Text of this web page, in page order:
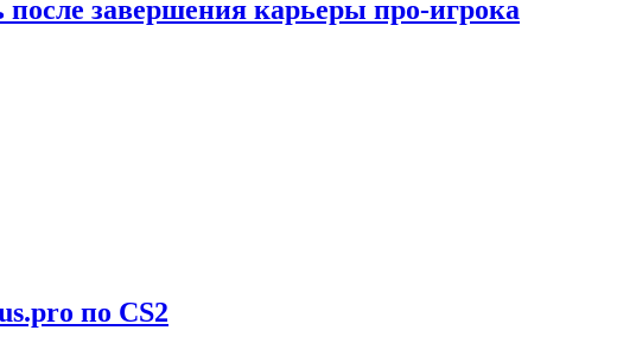
завершения карьеры про-игрока
по CS2